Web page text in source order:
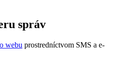
správ
webu prostredníctvom SMS a e-